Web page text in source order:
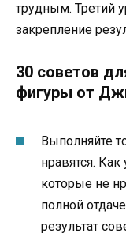
трудным. Третий
закрепление
30 советов
фигуры от
Выполняйте
нравятся.
которые не
полной
результат